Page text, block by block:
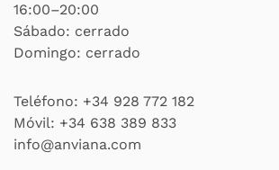
16:00–20:00
Sábado: cerrado
Domingo: cerrado
Teléfono: +34 928 772 182
Móvil: +34 638 389 833
info@anviana.com